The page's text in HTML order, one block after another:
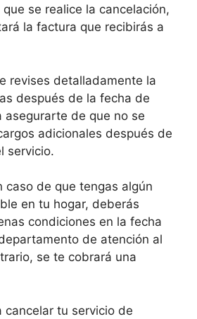
se realice la cancelación,
la factura que recibirás a
revises detalladamente la
después de la fecha de
asegurarte de que no se
adicionales después de
servicio.
caso de que tengas algún
en tu hogar, deberás
condiciones en la fecha
de atención al
se te cobrará una
cancelar tu servicio de